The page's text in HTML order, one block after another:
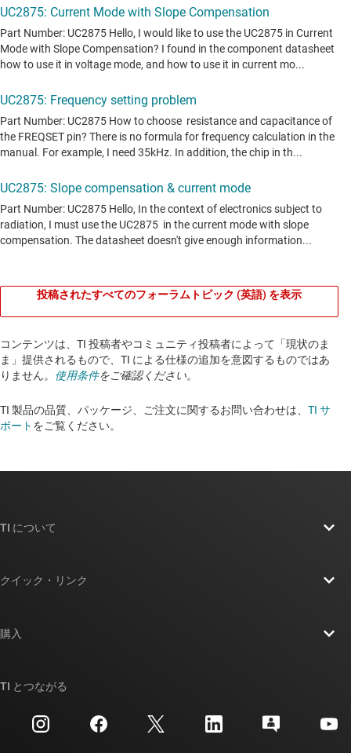
投稿されたすべてのフォーラムトピック (英語) を表示
コンテンツは、TI 投稿者やコミュニティ投稿者によって「現状のま
ま」提供されるもので、TI による仕様の追加を意図するものではあ
りません。 使用条件をご確認ください。
TI 製品の品質、パッケージ、ご注文に関するお問い合わせは、 TI サ
ポート をご覧ください。​​​​​​​​​​​​​​
TI について
投資家向け情報
クイック・リンク
クロスリファレンス検索
カスタマー・サポート・センター
購入
TI とつながる